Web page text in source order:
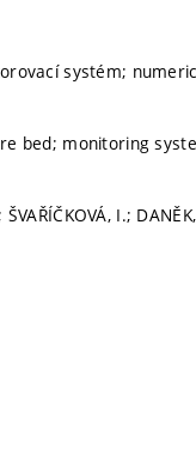
systém;
bed; monitoring
I.;